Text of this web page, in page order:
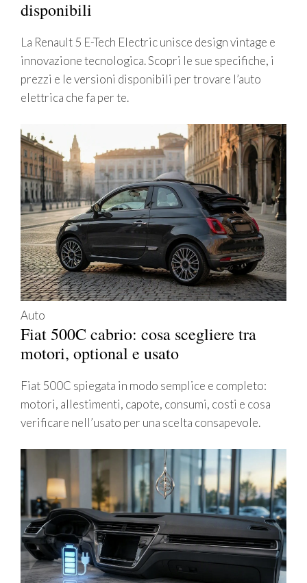
disponibili
La Renault 5 E-Tech Electric unisce design vintage e
innovazione tecnologica. Scopri le sue specifiche, i
prezzi e le versioni disponibili per trovare l’auto
elettrica che fa per te.
Auto
Fiat 500C cabrio: cosa scegliere tra
motori, optional e usato
Fiat 500C spiegata in modo semplice e completo:
motori, allestimenti, capote, consumi, costi e cosa
verificare nell’usato per una scelta consapevole.